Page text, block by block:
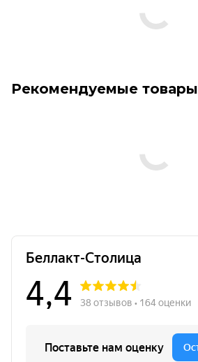
Рекомендуемые товары